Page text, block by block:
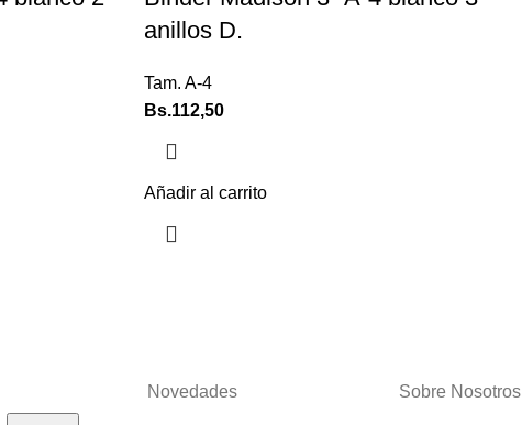
anillos D.
Tam. A-4
Bs.112,50
Añadir al carrito
Novedades Sobre Nosotros